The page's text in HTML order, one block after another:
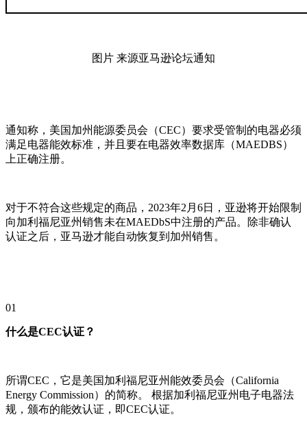
图片 来源亚马逊论坛通知
通知称，美国加州能源委员会（CEC）要求受管制的电器必须
满足电器能效标准，并且要在电器效率数据库（MAEDBS）
上正确注册。
对于不符合这些规定的商品，2023年2月6日，亚逊将开始限制
向加利福尼亚州销售未在MAEDbS中注册的产品。除非确认
认证之后，亚马逊才能自动恢复到加州销售。
01
什么是CEC认证？
所谓CEC，它是美国加利福尼亚州能效委员会（California
Energy Commission）的简称。 根据加利福尼亚州电子电器法
规，颁布的能效认证，即CEC认证。